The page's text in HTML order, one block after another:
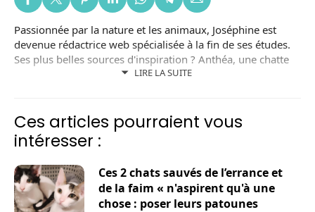
LIRE LA SUITE
Passionnée par la nature et les animaux, Joséphine est
devenue rédactrice web spécialisée à la fin de ses études.
Ses plus belles sources d'inspiration ? Anthéa, une chatte
noire adoptée dans un refuge local ; et Lizzy, une chienne
Ces articles pourraient vous
intéresser :
Ces 2 chats sauvés de l’errance et
de la faim « n'aspirent qu'à une
chose : poser leurs patounes